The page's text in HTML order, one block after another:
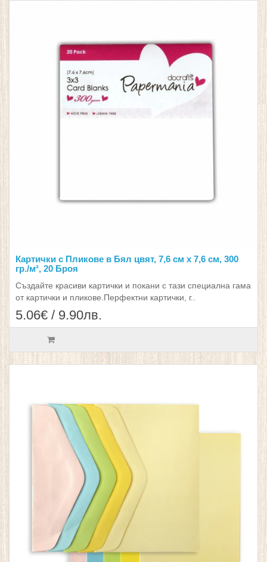
Картички с Пликове в Бял цвят, 7,6 см х 7,6 см, 300
гр./м², 20 Броя
Създайте красиви картички и покани с тази специална гама
от картички и пликове.Перфектни картички, г..
5.06€ / 9.90лв.